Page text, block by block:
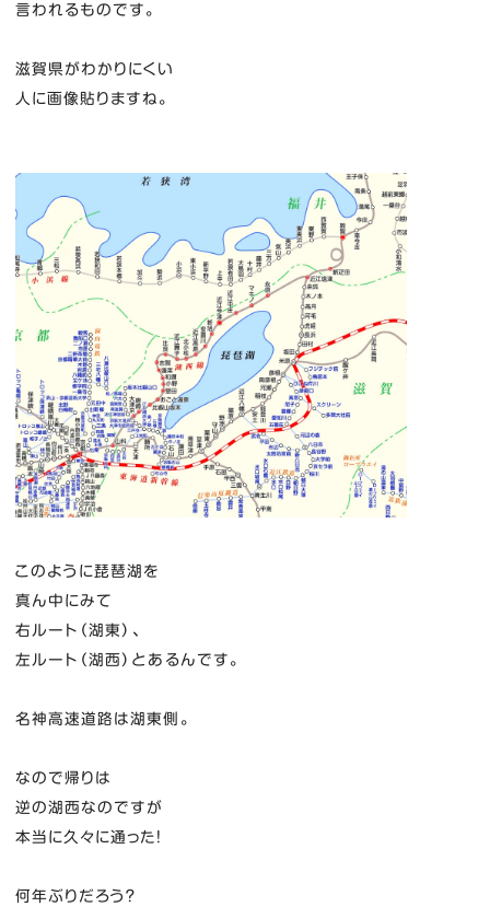
言われるものです。
滋賀県がわかりにくい
人に画像貼りますね。
このように琵琶湖を
真ん中にみて
右ルート（湖東）、
左ルート（湖西）とあるんです。
名神高速道路は湖東側。
なので帰りは
逆の湖西なのですが
本当に久々に通った！
何年ぶりだろう？